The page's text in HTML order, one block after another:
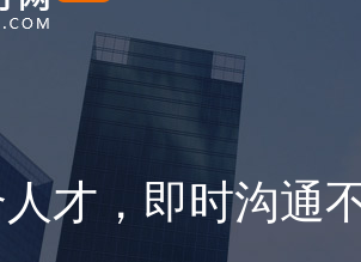
才，即时沟通